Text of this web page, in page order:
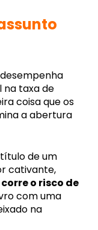
taxa de
coisa que os
a abertura
de um
cativante,
corre o risco de
com uma
na